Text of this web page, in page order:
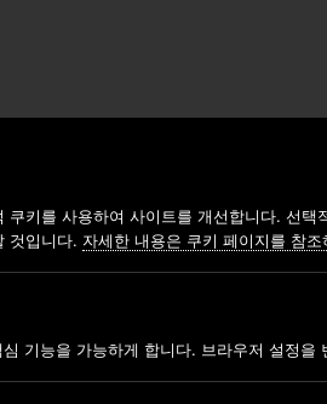
키를 사용하여 사이트를 개선합니다. 선
것입니다. 자세한 내용은 쿠키 페이지를 참조
기능을 가능하게 합니다. 브라우저 설정